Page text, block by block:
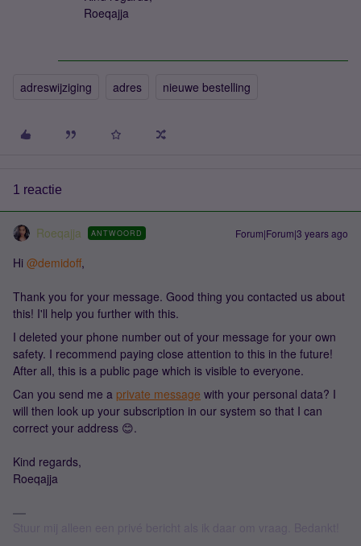
Roeqajja
adreswijziging adres nieuwe bestelling
1 reactie
Roeqajja ANTWOORD Forum|Forum|3 years ago
Hi @demidoff,
Thank you for your message. Good thing you contacted us about
this! I'll help you further with this.
I deleted your phone number out of your message for your own
safety. I recommend paying close attention to this in the future!
After all, this is a public page which is visible to everyone.
Can you send me a private message with your personal data? I
will then look up your subscription in our system so that I can
correct your address 😊.
Kind regards,
Roeqajja